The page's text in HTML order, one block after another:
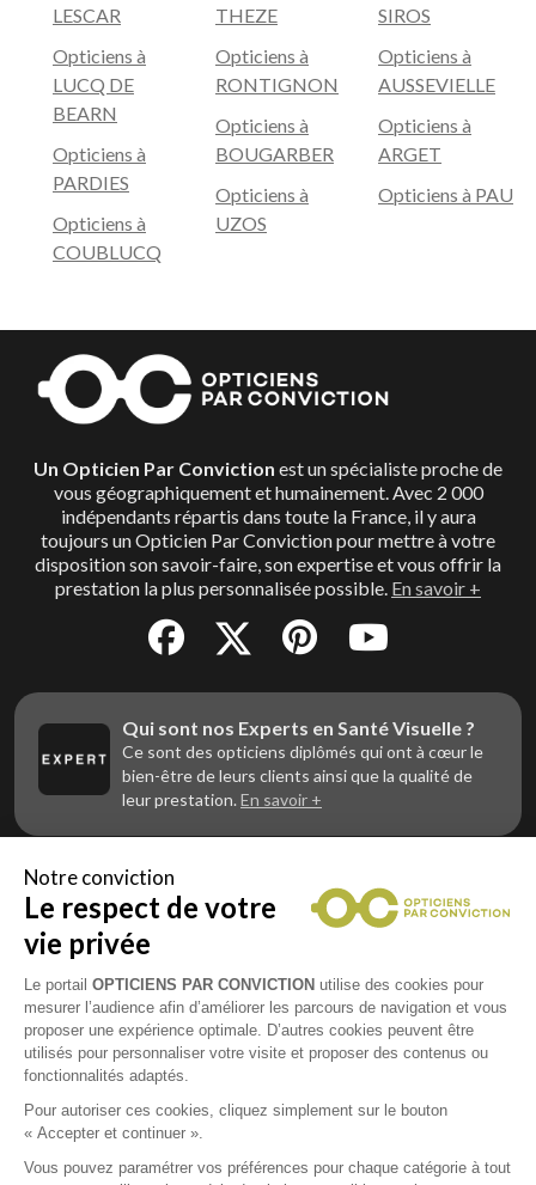
LESCAR
Opticiens à
LUCQ DE
BEARN
Opticiens à
PARDIES
Opticiens à
COUBLUCQ
THEZE
Opticiens à
RONTIGNON
Opticiens à
BOUGARBER
Opticiens à
UZOS
SIROS
Opticiens à
AUSSEVIELLE
Opticiens à
ARGET
Opticiens à PAU
Un Opticien Par Conviction est un spécialiste proche de
vous géographiquement et humainement. Avec 2 000
indépendants répartis dans toute la France, il y aura
toujours un Opticien Par Conviction pour mettre à votre
disposition son savoir-faire, son expertise et vous offrir la
prestation la plus personnalisée possible. En savoir +
Qui sont nos Experts en Santé Visuelle ?
Ce sont des opticiens diplômés qui ont à cœur le
bien-être de leurs clients ainsi que la qualité de
leur prestation. En savoir +
Vous êtes un professionnel de la vue et
vous souhaitez nous rejoindre ?
Contactez Alliance Optic, la centrale d’achats et
d’accompagnement des opticiens indépendants
Notre conviction
Le respect de votre
vie privée
Le portail OPTICIENS PAR CONVICTION utilise des cookies pour
mesurer l’audience afin d’améliorer les parcours de navigation et vous
proposer une expérience optimale. D’autres cookies peuvent être
utilisés pour personnaliser votre visite et proposer des contenus ou
fonctionnalités adaptés.
Pour autoriser ces cookies, cliquez simplement sur le bouton
« Accepter et continuer ».
Vous pouvez paramétrer vos préférences pour chaque catégorie à tout